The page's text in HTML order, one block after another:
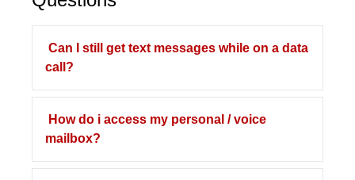
Can I still get text messages while on a data
call?
How do i access my personal / voice
mailbox?